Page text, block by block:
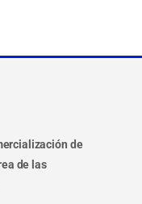
de
de las